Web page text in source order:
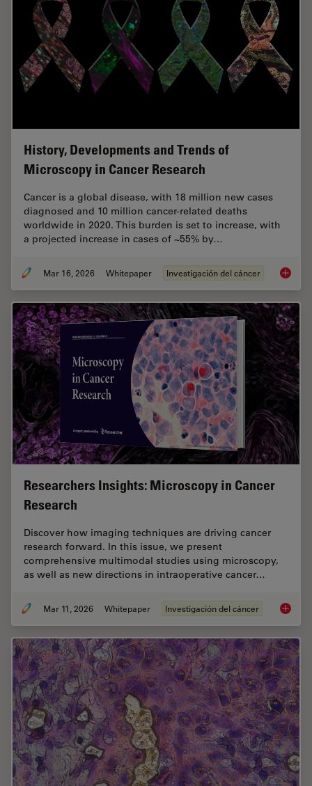
History, Developments and Trends of
Microscopy in Cancer Research
Cancer is a global disease, with 18 million new cases
diagnosed and 10 million cancer-related deaths
worldwide in 2020. This burden is set to increase, with
a projected increase in cases of ~55% by…
Mar 16, 2026 Whitepaper Investigación del cáncer
Researchers Insights: Microscopy in Cancer
Research
Discover how imaging techniques are driving cancer
research forward. In this issue, we present
comprehensive multimodal studies using microscopy,
as well as new directions in intraoperative cancer…
Mar 11, 2026 Whitepaper Investigación del cáncer